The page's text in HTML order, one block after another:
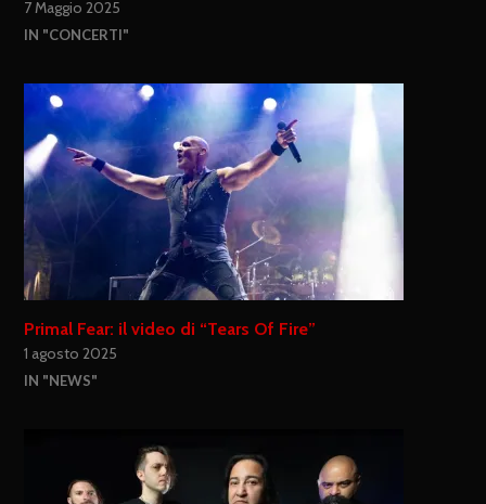
7 Maggio 2025
IN "CONCERTI"
Primal Fear: il video di “Tears Of Fire”
1 agosto 2025
IN "NEWS"